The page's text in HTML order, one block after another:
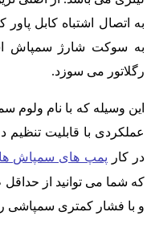
به اتصال اشتباه کابل پاور
به سوکت شارژ سمپاش
رگلاتور می سوزد.
این وسیله که با نام
عملکردی با قابلیت
در کار پمپ های سمپاش
که شما می توانید از
و با فشار کمتری سمپاشی